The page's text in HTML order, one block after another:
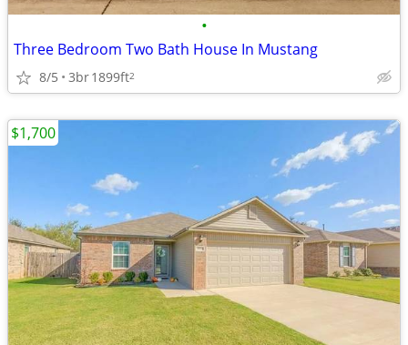
•
Three Bedroom Two Bath House In Mustang
8/5 3br1899ft2
$1,700